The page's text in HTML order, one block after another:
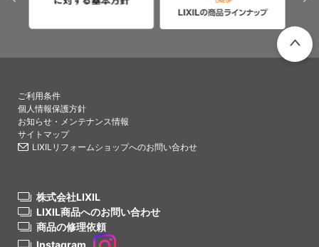
ご利用条件
個人情報保護方針
お知らせ・メンテナンス情報
サイトマップ
LIXILリフォームショップへのお問い合わせ
株式会社LIXIL
LIXIL商品へのお問い合わせ
商品の修理依頼